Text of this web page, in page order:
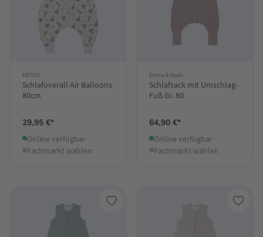
MEYCO
Schlafoverall Air Balloons
80cm
29,95 €*
Online verfügbar
Fachmarkt wählen
Emma & Noah
Schlafsack mit Umschlag-
Fuß Gr. 80
64,90 €*
Online verfügbar
Fachmarkt wählen